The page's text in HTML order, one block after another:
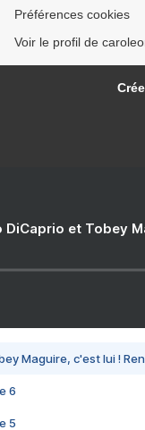
Préférences cookies
Voir le profil de
DiCaprio et Tobey
Maguire, c'est lui !
6
5